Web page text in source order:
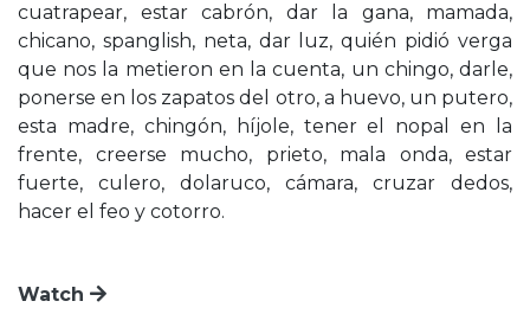
cuatrapear, estar cabrón, dar la gana, mamada,
chicano, spanglish, neta, dar luz, quién pidió verga
que nos la metieron en la cuenta, un chingo, darle,
ponerse en los zapatos del otro, a huevo, un putero,
esta madre, chingón, híjole, tener el nopal en la
frente, creerse mucho, prieto, mala onda, estar
fuerte, culero, dolaruco, cámara, cruzar dedos,
hacer el feo y cotorro.
Watch